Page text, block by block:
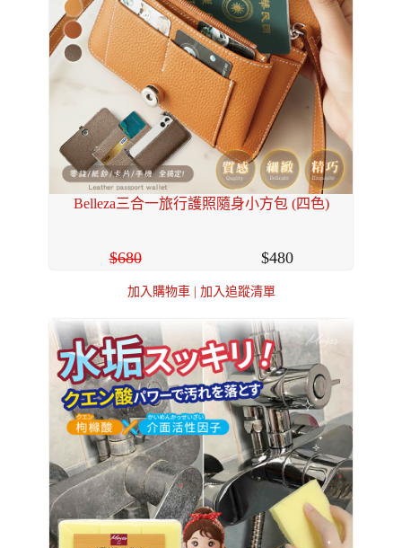
Belleza三合一旅行護照隨身小方包 (四色)
680 480
加入購物車 | 加入追蹤清單